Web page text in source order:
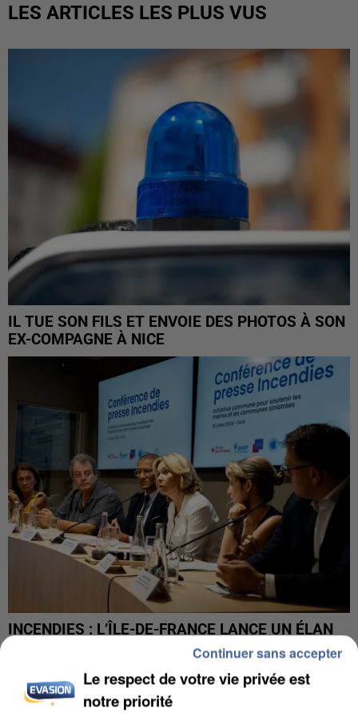
LES ARTICLES LES PLUS VUS
IL TUE SON FILS ET ENVOIE DES PHOTOS À SON
EX-COMPAGNE À NICE
INCENDIES : L’ÎLE-DE-FRANCE LANCE UN ÉLAN
DE SOLIDARITÉ AVEC LES...
Le respect de votre vie privée est
notre priorité
Continuer sans accepter